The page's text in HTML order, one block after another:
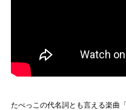
たべっこの代名詞とも言える楽曲